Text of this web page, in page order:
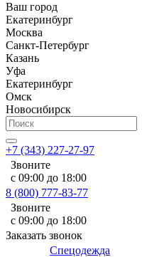
Ваш город
Екатеринбург
Москва
Санкт-Петербург
Казань
Уфа
Екатеринбург
Омск
Новосибирск
+7 (343) 227-27-97
Звоните
с 09:00 до 18:00
8 (800) 777-83-77
Звоните
с 09:00 до 18:00
Заказать звонок
Спецодежда